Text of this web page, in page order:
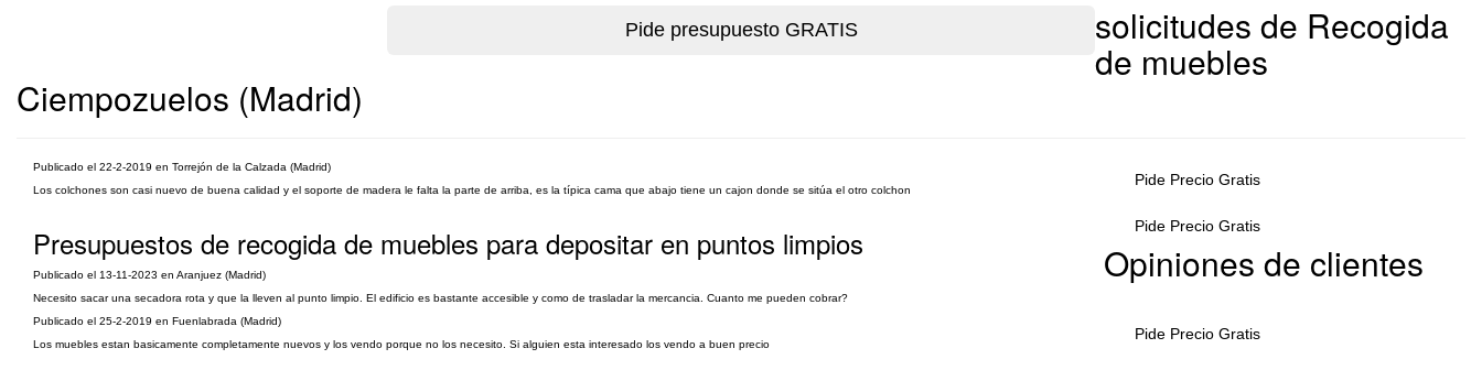
solicitudes de Recogida
de muebles
Ciempozuelos (Madrid)
Publicado el 22-2-2019 en Torrejón de la Calzada (Madrid)
Los colchones son casi nuevo de buena calidad y el soporte de madera le falta la parte de arriba, es la típica cama que abajo tiene un cajon donde se sitúa el otro colchon
Pide Precio Gratis
Presupuestos de recogida de muebles para depositar en puntos limpios
Publicado el 13-11-2023 en Aranjuez (Madrid)
Necesito sacar una secadora rota y que la lleven al punto limpio. El edificio es bastante accesible y como de trasladar la mercancia. Cuanto me pueden cobrar?
Pide Precio Gratis
Publicado el 25-2-2019 en Fuenlabrada (Madrid)
Los muebles estan basicamente completamente nuevos y los vendo porque no los necesito. Si alguien esta interesado los vendo a buen precio
Pide Precio Gratis
Opiniones de clientes